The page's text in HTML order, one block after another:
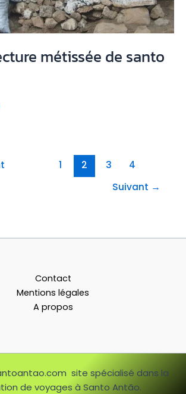
métissée de santo
1 2 3
4
Suivant →
Contact
Mentions légales
A propos
site spécialisé dans la
de voyages à Santo Antão.